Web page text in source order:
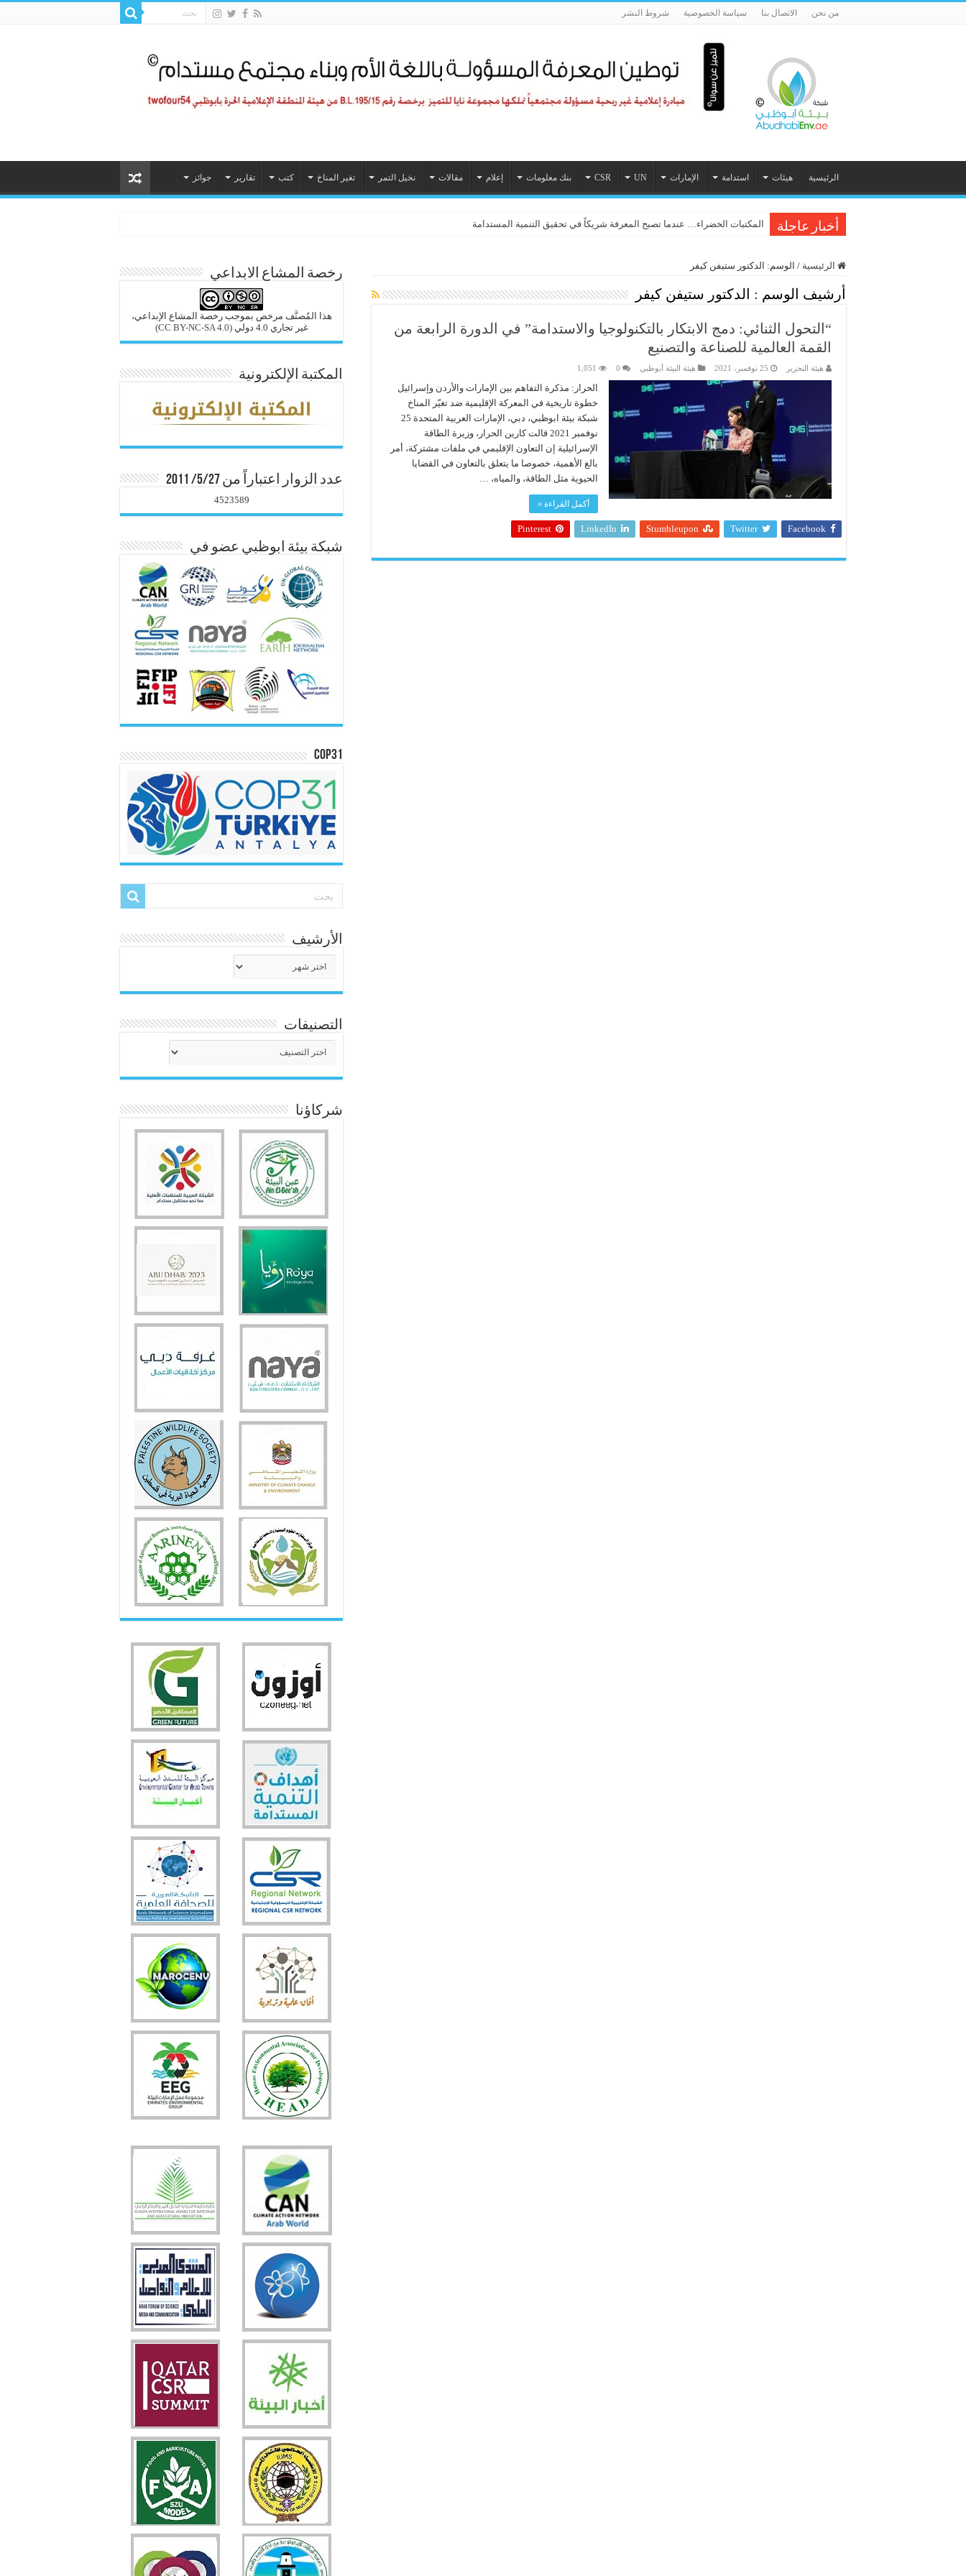
من نحن الاتصال بنا سياسة الخصوصية شروط النشر
الرئيسية هيئات استدامة الإمارات UN
CSR بنك معلومات إعلام مقالات نخيل التمر تغير المناخ كتب تقارير جوائز
أخبار عاجلة المكتبات الخضراء… عندما تصبح المعرفة شريكاً في تحقيق التنمية المستدامة
الرئيسية / الوسم: الدكتور ستيفن كيفر
أرشيف الوسم : الدكتور ستيفن كيفر
“التحول الثنائي: دمج الابتكار بالتكنولوجيا والاستدامة” في الدورة الرابعة من
القمة العالمية للصناعة والتصنيع
هيئة التحرير 25 نوفمبر، 2021 هيئة البيئة أبوظبي 0
1,051
الحرار: مذكرة التفاهم بين الإمارات والأردن وإسرائيل
خطوة تاريخية في المعركة الإقليمية ضد تغيّر المناخ
شبكة بيئة ابوظبي، دبي، الإمارات العربية المتحدة 25
نوفمبر 2021 قالت كارين الحرار، وزيرة الطاقة
الإسرائيلية إن التعاون الإقليمي في ملفات مشتركة، أمر
بالغ الأهمية، خصوصا ما يتعلق بالتعاون في القضايا
الحيوية مثل الطاقة، والمياه، …
أكمل القراءة »
Facebook
Twitter
Stumbleupon
LinkedIn
Pinterest
رخصة المشاع الابداعي
هذا المُصنَّف مرخص بموجب رخصة المشاع الإبداعي،
غير تجاري 4.0 دولي
(CC BY-NC-SA 4.0)
المكتبة الإلكترونية
عدد الزوار اعتباراً من 5/27/ 2011
4523589
شبكة بيئة ابوظبي عضو في
COP31
الأرشيف
التصنيفات
شركاؤنا